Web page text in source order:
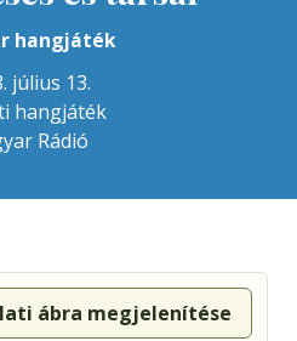
hangjáték
július 13.
hangjáték
Rádió
ábra megjelenítése